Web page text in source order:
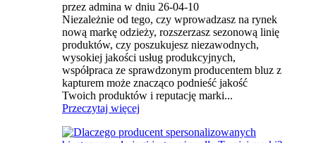
przez admina w dniu 26-04-10
Niezależnie od tego, czy wprowadzasz na rynek
nową markę odzieży, rozszerzasz sezonową linię
produktów, czy poszukujesz niezawodnych,
wysokiej jakości usług produkcyjnych,
współpraca ze sprawdzonym producentem bluz z
kapturem może znacząco podnieść jakość
Twoich produktów i reputację marki...
Przeczytaj więcej